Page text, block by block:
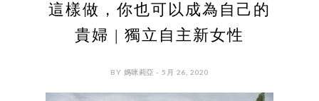
這樣做，你也可以成為自己的
貴婦 | 獨立自主新女性
BY 媽咪莉亞 - 5月 26, 2020